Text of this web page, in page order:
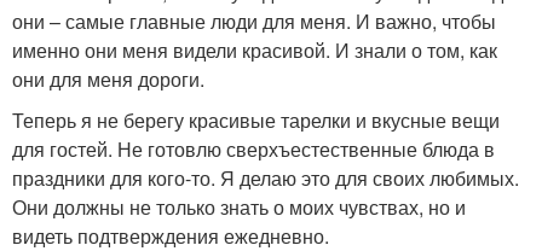
они – самые главные люди для меня. И важно, чтобы
именно они меня видели красивой. И знали о том, как
они для меня дороги.
Теперь я не берегу красивые тарелки и вкусные вещи
для гостей. Не готовлю сверхъестественные блюда в
праздники для кого-то. Я делаю это для своих любимых.
Они должны не только знать о моих чувствах, но и
видеть подтверждения ежедневно.